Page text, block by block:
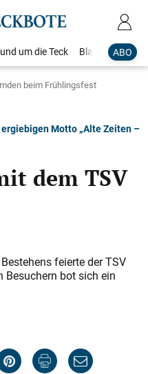
ABO
um die Teck Blaulicht
beim Frühlingsfest
Motto „Alte Zeiten –
dem TSV
feierte der TSV
Besuchern bot sich ein